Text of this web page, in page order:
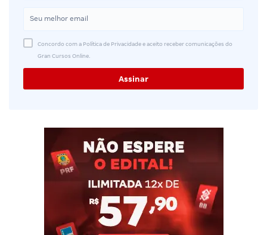
Concordo com a Política de Privacidade e aceito receber comunicações do
Gran Cursos Online.